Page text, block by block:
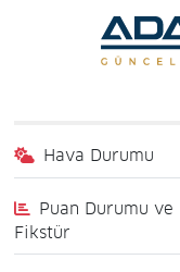
Hava Durumu
Puan Durumu ve
Fikstür